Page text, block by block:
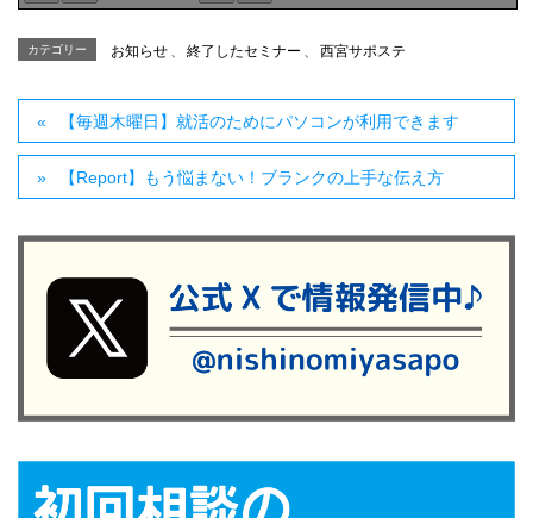
カテゴリー お知らせ 、 終了したセミナー 、 西宮サポステ
【毎週木曜日】就活のためにパソコンが利用できます
【Report】もう悩まない！ブランクの上手な伝え方